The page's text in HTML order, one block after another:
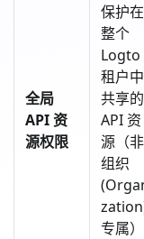
全局
API 资
源权限
保护在
整个
Logto
租户中
共享的
API 资
源（非
组织
专属）